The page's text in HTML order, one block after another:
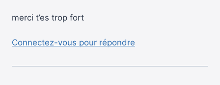
merci t’es trop fort
Connectez-vous pour répondre